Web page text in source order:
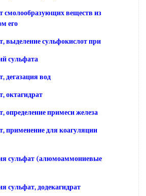
веществ из
его
выделение сульфокислот при
сульфата
дегазация вод
октагидрат
примеси железа
применение для коагуляции
сульфат (алюмоаммониевые
додекагидрат